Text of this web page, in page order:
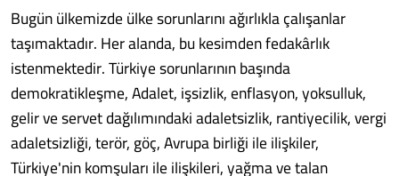
Bugün ülkemizde ülke sorunlarını ağırlıkla çalışanlar
taşımaktadır. Her alanda, bu kesimden fedakârlık
istenmektedir. Türkiye sorunlarının başında
demokratikleşme, Adalet, işsizlik, enflasyon, yoksulluk,
gelir ve servet dağılımındaki adaletsizlik, rantiyecilik, vergi
adaletsizliği, terör, göç, Avrupa birliği ile ilişkiler,
Türkiye'nin komşuları ile ilişkileri, yağma ve talan